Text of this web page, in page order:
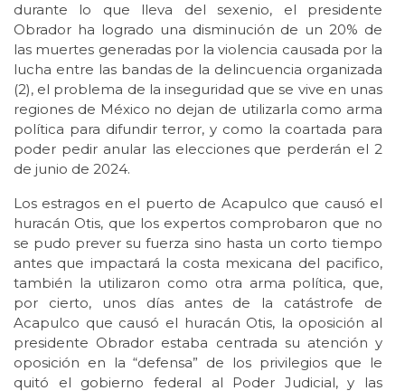
durante lo que lleva del sexenio, el presidente
Obrador ha logrado una disminución de un 20% de
las muertes generadas por la violencia causada por la
lucha entre las bandas de la delincuencia organizada
(2), el problema de la inseguridad que se vive en unas
regiones de México no dejan de utilizarla como arma
política para difundir terror, y como la coartada para
poder pedir anular las elecciones que perderán el 2
de junio de 2024.
Los estragos en el puerto de Acapulco que causó el
huracán Otis, que los expertos comprobaron que no
se pudo prever su fuerza sino hasta un corto tiempo
antes que impactará la costa mexicana del pacifico,
también la utilizaron como otra arma política, que,
por cierto, unos días antes de la catástrofe de
Acapulco que causó el huracán Otis, la oposición al
presidente Obrador estaba centrada su atención y
oposición en la “defensa” de los privilegios que le
quitó el gobierno federal al Poder Judicial, y las